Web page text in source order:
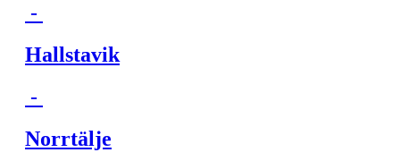
-
Hallstavik
-
Norrtälje